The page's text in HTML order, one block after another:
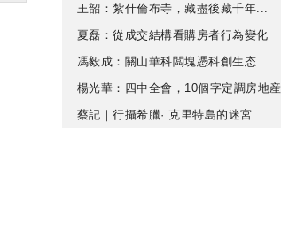
王韶：紮什倫布寺，藏盡後藏千年...
夏磊：從成交結構看購房者行為變化
馮毅成：關山華科闆塊憑科創生态...
楊光華：四中全會，10個字定調房地産
蔡記｜行攝希臘· 克里特島的迷宮